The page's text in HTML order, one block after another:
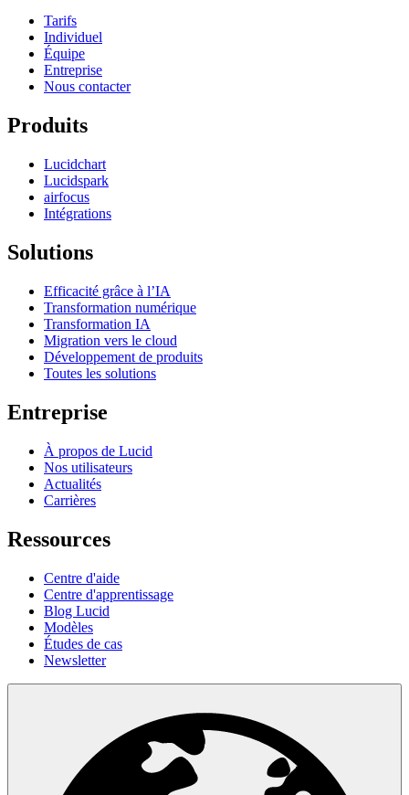
Tarifs
Individuel
Équipe
Entreprise
Nous contacter
Produits
Lucidchart
Lucidspark
airfocus
Intégrations
Solutions
Efficacité grâce à l’IA
Transformation numérique
Transformation IA
Migration vers le cloud
Développement de produits
Toutes les solutions
Entreprise
À propos de Lucid
Nos utilisateurs
Actualités
Carrières
Ressources
Centre d'aide
Centre d'apprentissage
Blog Lucid
Modèles
Études de cas
Newsletter